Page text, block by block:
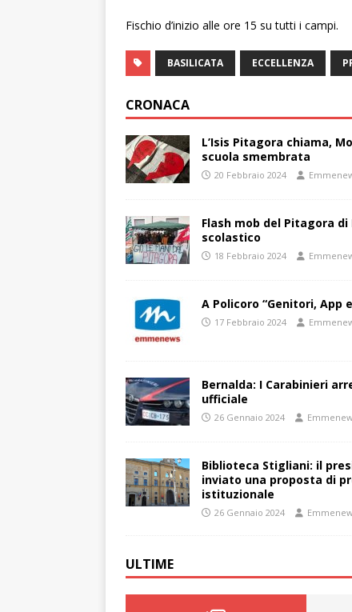
Fischio d’inizio alle ore 15 su tutti i campi.
BASILICATA ECCELLENZA
CRONACA
L’Isis Pitagora chiama,
scuola smembrata
20 Febbraio 2024
Flash mob del Pitagora
scolastico
18 Febbraio 2024
A Policoro “Genitori, App
17 Febbraio 2024
Bernalda: I Carabinieri
ufficiale
26 Gennaio 2024
Biblioteca Stigliani: il
inviato una proposta di
istituzionale
26 Gennaio 2024
ULTIME